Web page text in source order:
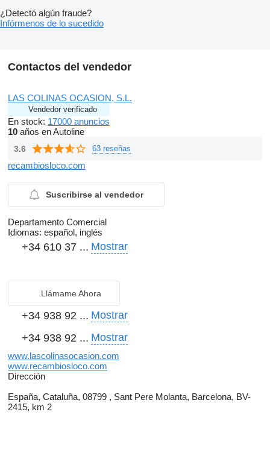
¿Detectó algún fraude?
Infórmenos de lo sucedido
Contactos del vendedor
LAS COLINAS OCASION, S.L.
Vendedor verificado
En stock: 17000 anuncios
10 años en Autoline
3.6 63 reseñas
recambiosloco.com
Suscribirse al vendedor
Departamento Comercial
Idiomas: español, inglés
+34 610 37 ... Mostrar
Llámame Ahora
+34 938 92 ... Mostrar
+34 938 92 ... Mostrar
www.lascolinasocasion.com
www.recambiosloco.com
Dirección
España, Cataluña, 08799 , Sant Pere Molanta, Barcelona, BV-
2415, km 2